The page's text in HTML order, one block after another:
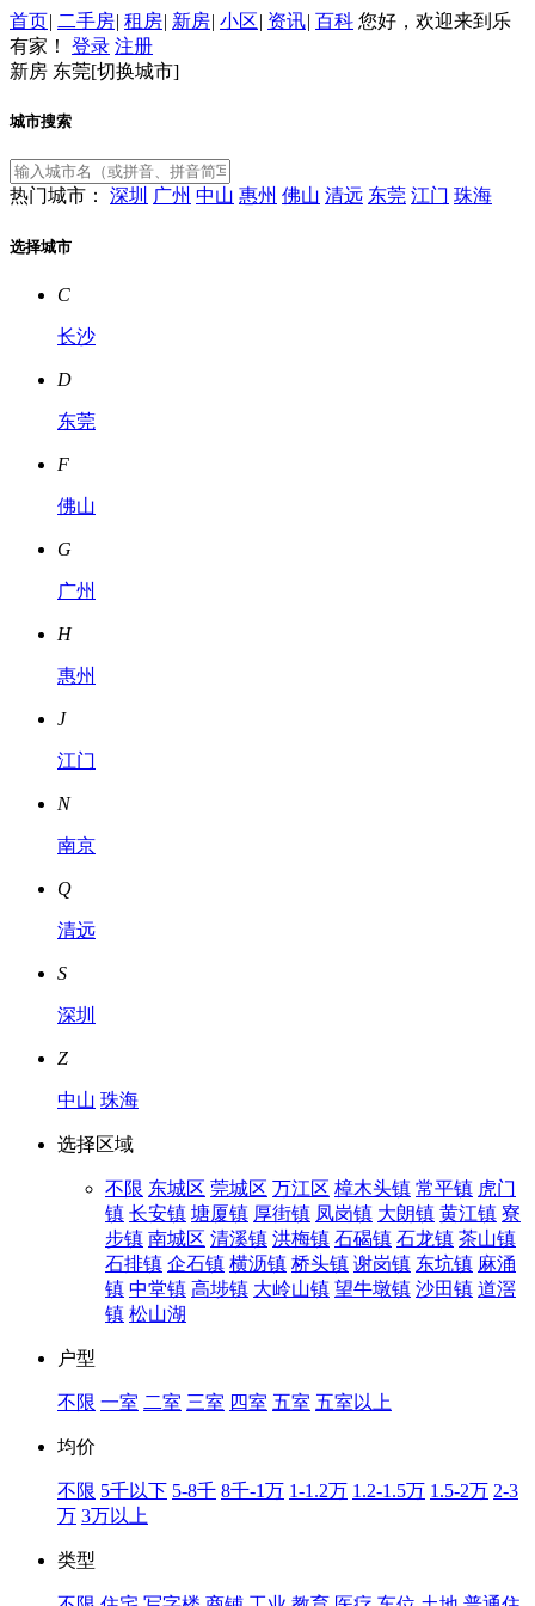
首页| 二手房| 租房| 新房| 小区| 资讯| 百科 您好，欢迎来到乐
有家！
登录 注册
新房 东莞[切换城市]
城市搜索
热门城市： 深圳 广州 中山 惠州 佛山 清远 东莞 江门 珠海
选择城市
C
长沙
D
东莞
F
佛山
G
广州
H
惠州
J
江门
N
南京
Q
清远
S
深圳
Z
中山 珠海
选择区域
不限 东城区 莞城区 万江区 樟木头镇 常平镇 虎门
镇 长安镇 塘厦镇 厚街镇 凤岗镇 大朗镇 黄江镇 寮
步镇 南城区 清溪镇 洪梅镇 石碣镇 石龙镇 茶山镇
石排镇 企石镇 横沥镇 桥头镇 谢岗镇 东坑镇 麻涌
镇 中堂镇 高埗镇 大岭山镇 望牛墩镇 沙田镇 道滘
镇 松山湖
户型
不限 一室 二室 三室 四室 五室 五室以上
均价
不限 5千以下 5-8千 8千-1万 1-1.2万 1.2-1.5万 1.5-2万 2-3
万 3万以上
类型